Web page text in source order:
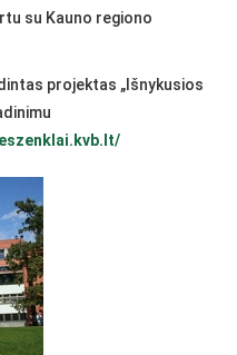
su Kauno regiono
projektas „Išnykusios